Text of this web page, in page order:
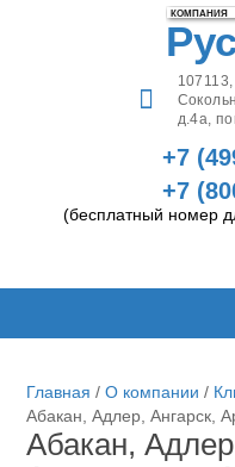
КОМПАНИЯ
107113,
д.4а,
+7
+7
(бесплатный номер
Главная /О компании /
Абакан, Адлер, Ангарск,
Абакан,